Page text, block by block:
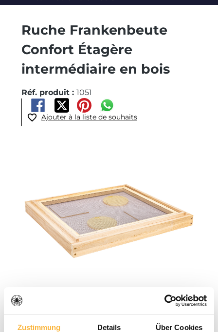
Zustimmung Details Über Cookies
Ruche Frankenbeute
Confort Étagère
intermédiaire en bois
Réf. produit : 1051
Ajouter à la liste de souhaits
Note moyenne de 0 sur 5 étoiles